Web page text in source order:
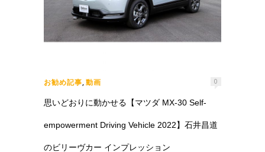
お勧め記事, 動画 0
思いどおりに動かせる【マツダ MX-30 Self-
empowerment Driving Vehicle 2022】石井昌道
のビリーヴカー インプレッション